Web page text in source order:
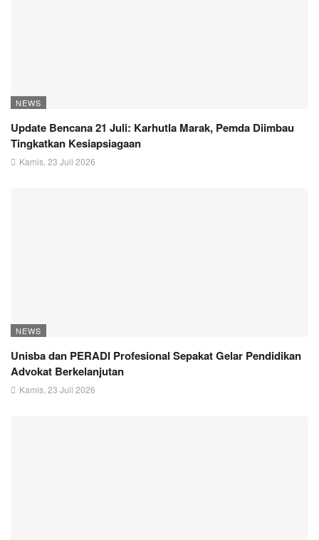
NEWS
Update Bencana 21 Juli: Karhutla Marak, Pemda Diimbau
Tingkatkan Kesiapsiagaan
Kamis, 23 Juli 2026
NEWS
Unisba dan PERADI Profesional Sepakat Gelar Pendidikan
Advokat Berkelanjutan
Kamis, 23 Juli 2026